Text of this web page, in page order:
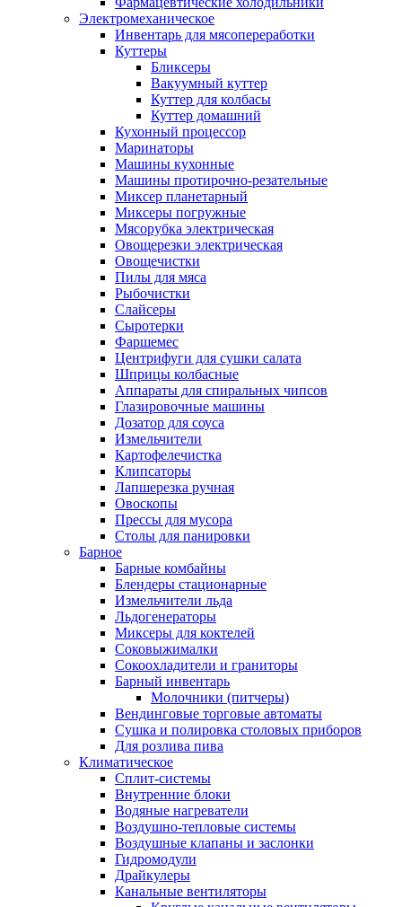
Электромеханическое
Инвентарь для мясопереработки
Куттеры
Бликсеры
Вакуумный куттер
Куттер для колбасы
Куттер домашний
Кухонный процессор
Маринаторы
Машины кухонные
Машины протирочно-резательные
Миксер планетарный
Миксеры погружные
Мясорубка электрическая
Овощерезки электрическая
Овощечистки
Пилы для мяса
Рыбочистки
Слайсеры
Сыротерки
Фаршемес
Центрифуги для сушки салата
Шприцы колбасные
Аппараты для спиральных чипсов
Глазировочные машины
Дозатор для соуса
Измельчители
Картофелечистка
Клипсаторы
Лапшерезка ручная
Овоскопы
Прессы для мусора
Столы для панировки
Барное
Барные комбайны
Блендеры стационарные
Измельчители льда
Льдогенераторы
Миксеры для коктелей
Соковыжималки
Сокоохладители и граниторы
Барный инвентарь
Молочники (питчеры)
Вендинговые торговые автоматы
Сушка и полировка столовых приборов
Для розлива пива
Климатическое
Сплит-системы
Внутренние блоки
Водяные нагреватели
Воздушно-тепловые системы
Воздушные клапаны и заслонки
Гидромодули
Драйкулеры
Канальные вентиляторы